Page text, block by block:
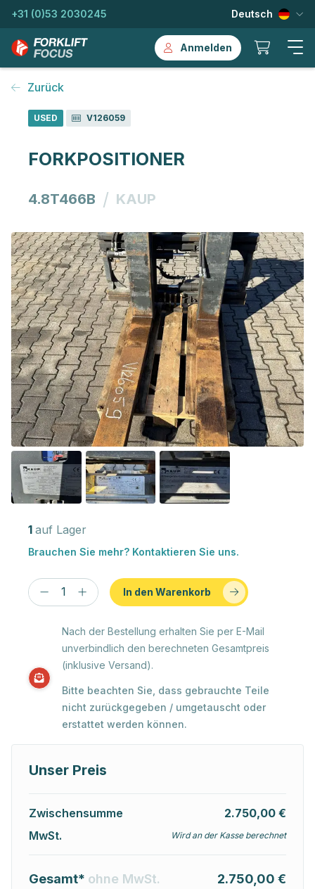
+31 (0)53 2030245 Deutsch
Anmelden
Zurück
USED V126059
FORKPOSITIONER
4.8T466B / KAUP
1 auf Lager
Brauchen Sie mehr? Kontaktieren Sie uns.
In den Warenkorb
Nach der Bestellung erhalten Sie per E-Mail
unverbindlich den berechneten Gesamtpreis
(inklusive Versand).
Bitte beachten Sie, dass gebrauchte Teile
nicht zurückgegeben / umgetauscht oder
erstattet werden können.
Unser Preis
Zwischensumme
2.750,00 €
MwSt.
Wird an der Kasse berechnet
Gesamt* ohne MwSt. 2.750,00 €